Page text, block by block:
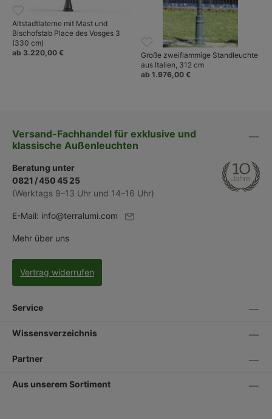
Altstadtlaterne mit Mast und
Bischofstab Place des Vosges 3
(330 cm)
ab 3.220,00 €
Große zweiflammige Standleuchte
aus Italien, 312 cm
ab 1.976,00 €
Versand-Fachhandel für exklusive und
klassische Außenleuchten
Beratung unter
0821 / 450 45 25
(Werktags 9–13 Uhr und 14–16 Uhr)
E-Mail: info@terralumi.com
Mehr über uns
Vertrag widerrufen
Service
Wissensverzeichnis
Partner
Aus unserem Sortiment